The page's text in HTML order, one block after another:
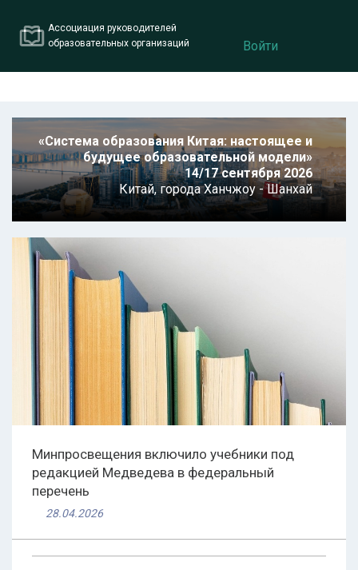
Ассоциация руководителей
образовательных организаций
Войти
«Система образования Китая: настоящее и
будущее образовательной модели»
14/17 сентября 2026
Китай,города Ханчжоу - Шанхай
Минпросвещения включило учебники под
редакцией Медведева в федеральный
перечень
28.04.2026